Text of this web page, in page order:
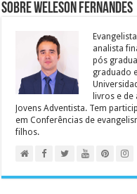
Sobre Weleson Fernandes
analista
pós
graduado
livros e
Jovens Adventista. Tem
em Conferências de
filhos.